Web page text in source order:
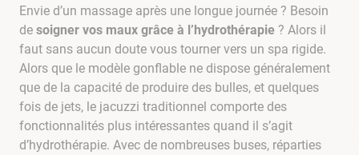
Envie d’un massage après une longue journée ? Besoin
de soigner vos maux grâce à l’hydrothérapie ? Alors il
faut sans aucun doute vous tourner vers un spa rigide.
Alors que le modèle gonflable ne dispose généralement
que de la capacité de produire des bulles, et quelques
fois de jets, le jacuzzi traditionnel comporte des
fonctionnalités plus intéressantes quand il s’agit
d’hydrothérapie. Avec de nombreuses buses, réparties